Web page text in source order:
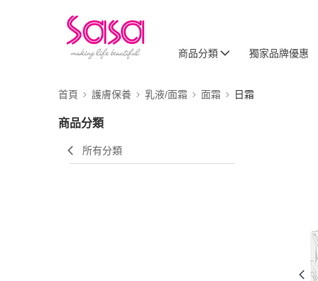
商品分類 獨家品牌優惠
首頁 護膚保養 乳液/面霜 面霜 日霜
商品分類
所有分類